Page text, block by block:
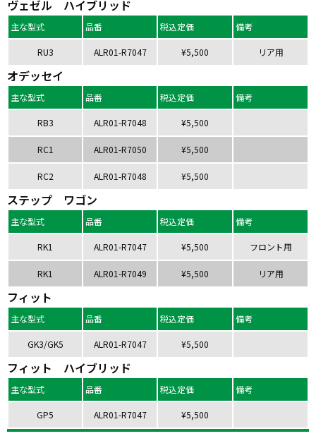
ヴェゼル ハイブリッド
主な型式 品番 税込定価 備考
RU3 ALR01-R7047 ¥5,500 リア用
オデッセイ
主な型式 品番 税込定価 備考
RB3 ALR01-R7048 ¥5,500
RC1 ALR01-R7050 ¥5,500
RC2 ALR01-R7048 ¥5,500
ステップ ワゴン
主な型式 品番 税込定価 備考
RK1 ALR01-R7047 ¥5,500 フロント用
RK1 ALR01-R7049 ¥5,500 リア用
フィット
主な型式 品番 税込定価 備考
GK3/GK5 ALR01-R7047 ¥5,500
フィット ハイブリッド
主な型式 品番 税込定価 備考
GP5 ALR01-R7047 ¥5,500